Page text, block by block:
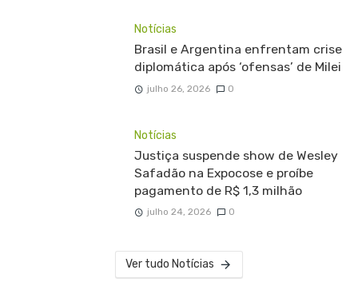
Notícias
Brasil e Argentina enfrentam crise
diplomática após ‘ofensas’ de Milei
julho 26, 2026 0
Notícias
Justiça suspende show de Wesley
Safadão na Expocose e proíbe
pagamento de R$ 1,3 milhão
julho 24, 2026 0
Ver tudo Notícias